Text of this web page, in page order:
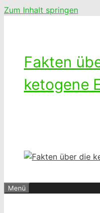
Zum Inhalt springen
Fakten
ketogene
Menü